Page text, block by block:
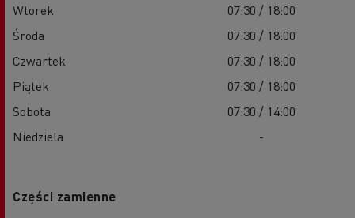
Wtorek
07:30 / 18:00
Środa
07:30 / 18:00
Czwartek
07:30 / 18:00
Piątek
07:30 / 18:00
Sobota
07:30 / 14:00
Niedziela
-
Części zamienne